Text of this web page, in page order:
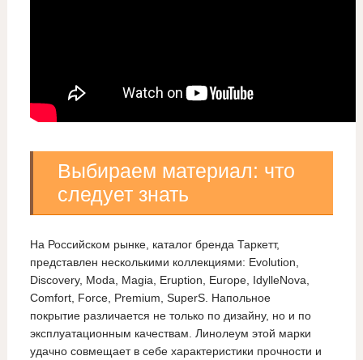
Выбираем материал: что
следует знать
На Российском рынке, каталог бренда Таркетт,
представлен несколькими коллекциями: Evolution,
Discovery, Moda, Magia, Eruption, Europe, IdylleNova,
Comfort, Force, Premium, SuperS. Напольное
покрытие различается не только по дизайну, но и по
эксплуатационным качествам. Линолеум этой марки
удачно совмещает в себе характеристики прочности и